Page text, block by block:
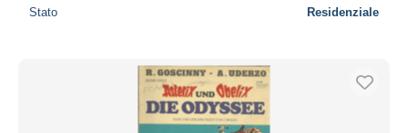
Stato Residenziale